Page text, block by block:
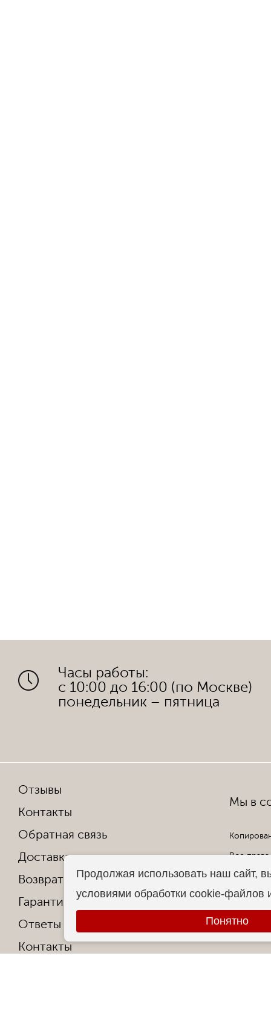
Часы работы:
с 10:00 до 16:00 (по Москве)
понедельник – пятница
Отзывы
Контакты
Обратная связь
Доставка и оплата
Возврат и обмен
Гарантия от производителя
Ответы на частые вопросы
Контакты
Мы в
Все
Продолжая использовать наш сайт,
условиями обработки cookie-файлов
Понятно